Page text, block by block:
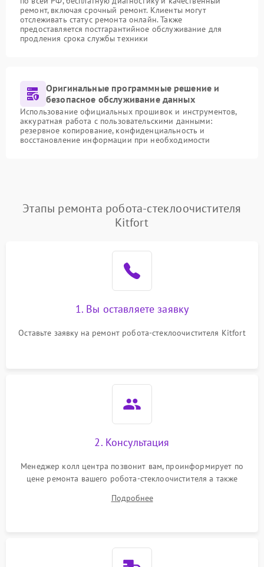
ремонт, включая срочный ремонт. Клиенты могут
отслеживать статус ремонта онлайн. Также
предоставляется постгарантийное обслуживание для
продления срока службы техники
Оригинальные программные решение и
безопасное обслуживание данных
Использование официальных прошивок и инструментов,
аккуратная работа с пользовательскими данными:
резервное копирование, конфиденциальность и
восстановление информации при необходимости
Этапы ремонта робота-стеклоочистителя
Kitfort
1. Вы оставляете заявку
Оставьте заявку на ремонт робота-стеклоочистителя Kitfort
2. Консультация
Менеджер колл центра позвонит вам, проинформирует по
цене ремонта вашего робота-стеклоочистителя а также
Подробнее